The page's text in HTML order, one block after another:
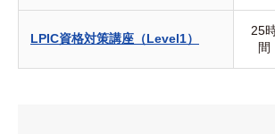
LPIC資格対策講座（Level1）
25
間